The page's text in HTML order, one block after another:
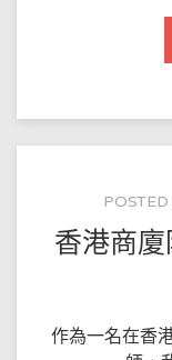
香港商
作為一名在香